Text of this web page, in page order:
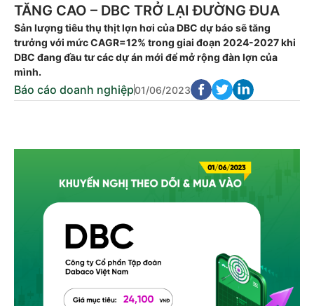
TĂNG CAO – DBC TRỞ LẠI ĐƯỜNG ĐUA
Sản lượng tiêu thụ thịt lợn hơi của DBC dự báo sẽ tăng
trưởng với mức CAGR=12% trong giai đoạn 2024-2027 khi
DBC đang đầu tư các dự án mới để mở rộng đàn lợn của
mình.
Báo cáo doanh nghiệp01/06/2023